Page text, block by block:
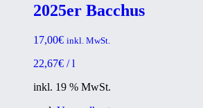
2025er Bacchus
17,00€ inkl. MwSt.
22,67€ /l
inkl. 19 % MwSt.